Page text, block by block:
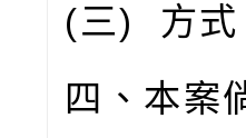
(三) 方
四、本案